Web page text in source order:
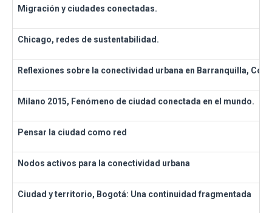
Migración y ciudades conectadas.
Chicago, redes de sustentabilidad.
Reflexiones sobre la conectividad urbana en Barranquilla,
Milano 2015, Fenómeno de ciudad conectada en el mundo.
Pensar la ciudad como red
Nodos activos para la conectividad urbana
Ciudad y territorio, Bogotá: Una continuidad fragmentada